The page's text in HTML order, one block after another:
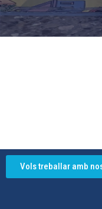
Vols treballar amb